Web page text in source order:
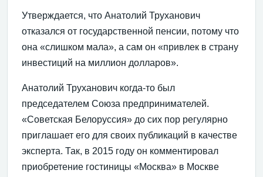
Утверждается, что Анатолий Труханович
отказался от государственной пенсии, потому что
она «слишком мала», а сам он «привлек в страну
инвестиций на миллион долларов».
Анатолий Труханович когда-то был
председателем Союза предпринимателей.
«Советская Белоруссия» до сих пор регулярно
приглашает его для своих публикаций в качестве
эксперта. Так, в 2015 году он комментировал
приобретение гостиницы «Москва» в Москве